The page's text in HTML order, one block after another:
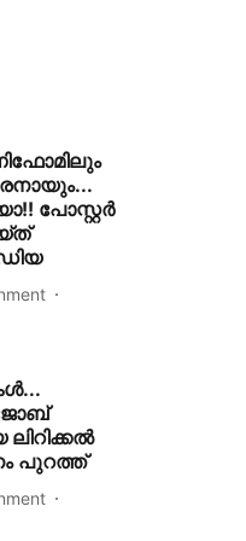
പോസ്റ്റർ
ജോബ്
പുറത്ത്